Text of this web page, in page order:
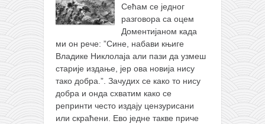
Сећам се једног
разговора са оцем
Доментијаном када
ми он рече: ”Сине, набави књиге
Владике Никлолаја али пази да узмеш
старије издање, јер ова новија нису
тако добра.”. Зачудих се како то нису
добра и онда схватим како се
репринти често издају цензурисани
или скраћени. Ево једне такве приче